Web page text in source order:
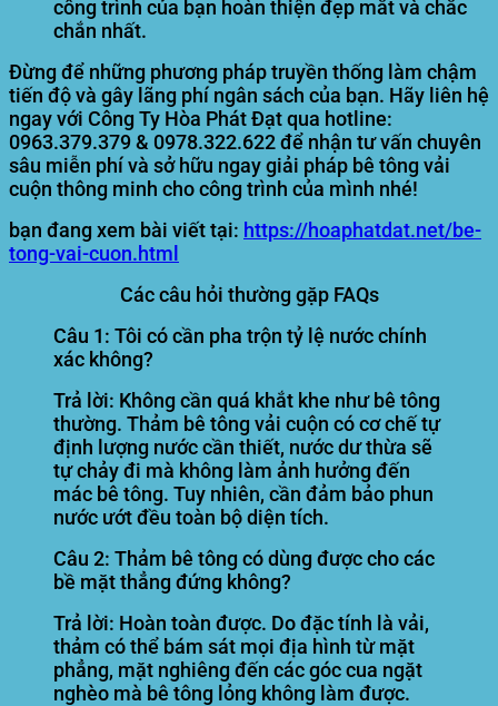
công trình của bạn hoàn thiện đẹp mắt và chắc
chắn nhất.
Đừng để những phương pháp truyền thống làm chậm
tiến độ và gây lãng phí ngân sách của bạn. Hãy liên hệ
ngay với Công Ty Hòa Phát Đạtqua hotline:
0963.379.379 & 0978.322.622 để nhận tư vấn chuyên
sâu miễn phí và sở hữu ngay giải pháp bê tông vải
cuộn thông minh cho công trình của mình nhé!
bạn đang xem bài viết tại: https://hoaphatdat.net/be-
tong-vai-cuon.html
Các câu hỏi thường gặp FAQs
Câu 1: Tôi có cần pha trộn tỷ lệ nước chính
xác không?
Trả lời: Không cần quá khắt khe như bê tông
thường. Thảm bê tông vải cuộn có cơ chế tự
định lượng nước cần thiết, nước dư thừa sẽ
tự chảy đi mà không làm ảnh hưởng đến
mác bê tông. Tuy nhiên, cần đảm bảo phun
nước ướt đều toàn bộ diện tích.
Câu 2: Thảm bê tông có dùng được cho các
bề mặt thẳng đứng không?
Trả lời: Hoàn toàn được. Do đặc tính là vải,
thảm có thể bám sát mọi địa hình từ mặt
phẳng, mặt nghiêng đến các góc cua ngặt
nghèo mà bê tông lỏng không làm được.